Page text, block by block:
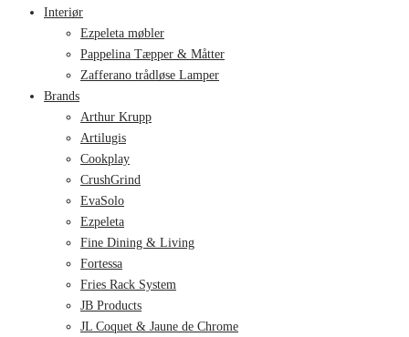
Interiør
Ezpeleta møbler
Pappelina Tæpper & Måtter
Zafferano trådløse Lamper
Brands
Arthur Krupp
Artilugis
Cookplay
CrushGrind
EvaSolo
Ezpeleta
Fine Dining & Living
Fortessa
Fries Rack System
JB Products
JL Coquet & Jaune de Chrome